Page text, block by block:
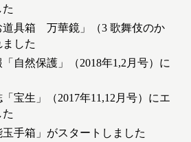
道具箱 万華鏡」（3 歌舞伎のか
した
自然保護」（2018年1,2月号）に
宝生」（2017年11,12月号）にエ
手箱」がスタートしました